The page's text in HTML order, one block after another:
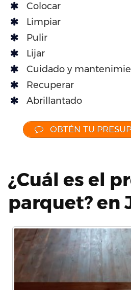
Colocar
Limpiar
Pulir
Lijar
Cuidado y
Recuperar
Abrillantado
OBTÉN TU
¿Cuál es el
parquet? en